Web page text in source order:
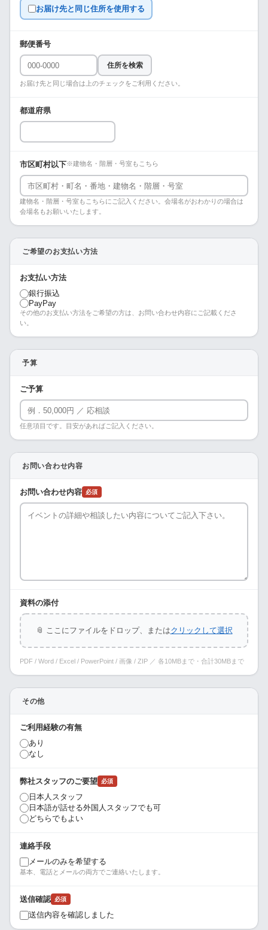
お届け先と同じ住所を使用する
郵便番号
住所を検索
お届け先と同じ場合は上のチェックをご利用ください。
都道府県
市区町村以下※建物名・階層・号室もこちら
建物名・階層・号室もこちらにご記入ください。会場名がおわかりの場合は
会場名もお願いいたします。
ご希望のお支払い方法
お支払い方法
銀行振込
PayPay
その他のお支払い方法をご希望の方は、お問い合わせ内容にご記載くださ
い。
予算
ご予算
任意項目です。目安があればご記入ください。
お問い合わせ内容
お問い合わせ内容 必須
資料の添付
📎 ここにファイルをドロップ、またはクリックして選択
PDF / Word / Excel / PowerPoint / 画像 / ZIP ／ 各10MBまで・合計30MBまで
その他
ご利用経験の有無
あり
なし
弊社スタッフのご要望 必須
日本人スタッフ
日本語が話せる外国人スタッフでも可
どちらでもよい
連絡手段
メールのみを希望する
基本、電話とメールの両方でご連絡いたします。
送信確認 必須
送信内容を確認しました